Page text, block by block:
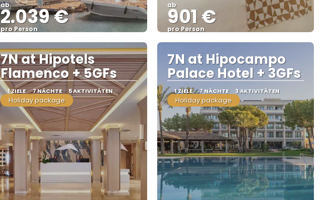
ab
2.039 €
pro Person
Sehen
ab
901 €
pro Person
Sehen
7N at Hipotels
Flamenco + 5GFs
1 ZIELE 7 NÄCHTE 5 AKTIVITÄTEN
Holiday package
7N at Hipocampo
Palace Hotel + 3GFs
1 ZIELE 7 NÄCHTE 3 AKTIVITÄTEN
Holiday package